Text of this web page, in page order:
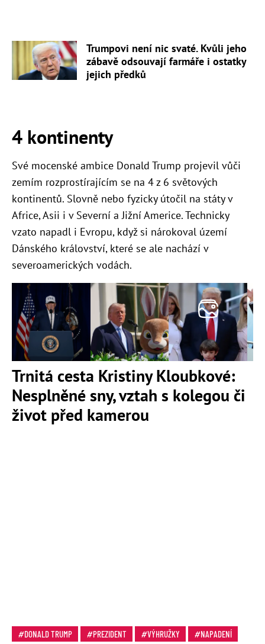
Trumpovi není nic svaté. Kvůli jeho
zábavě odsouvají farmáře i ostatky
jejich předků
4 kontinenty
Své mocenské ambice Donald Trump projevil vůči
zemím rozprostírajícím se na 4 z 6 světových
kontinentů. Slovně nebo fyzicky útočil na státy v
Africe, Asii i v Severní a Jižní Americe. Technicky
vzato napadl i Evropu, když si nárokoval území
Dánského království, které se ale nachází v
severoamerických vodách.
Trnitá cesta Kristiny Kloubkové:
Nesplněné sny, vztah s kolegou či
život před kamerou
DONALD TRUMP PREZIDENT VÝHRUŽKY
NAPADENÍ